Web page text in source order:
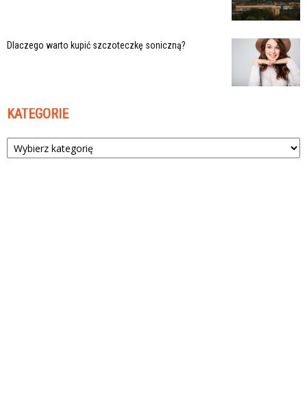
Dlaczego warto kupić szczoteczkę soniczną?
KATEGORIE
Kategorie